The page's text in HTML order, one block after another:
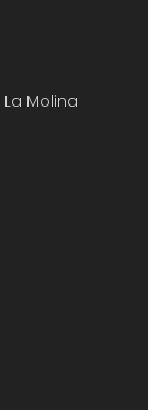
La Molina